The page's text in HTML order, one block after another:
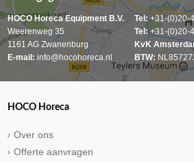
HOCO Horeca Equipment B.V.
Weerenweg 35
1161 AG Zwanenburg
E-mail: info@hocohoreca.nl
Tel: +31-(0)20-
Tel:+31-(0)20-
KvK
BTW:
HOCO Horeca
Over ons
Offerte aanvragen